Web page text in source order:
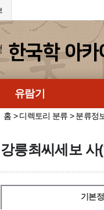
유람기
홈 > 디렉토리 분류 > 분류정
강릉최씨세보
기본